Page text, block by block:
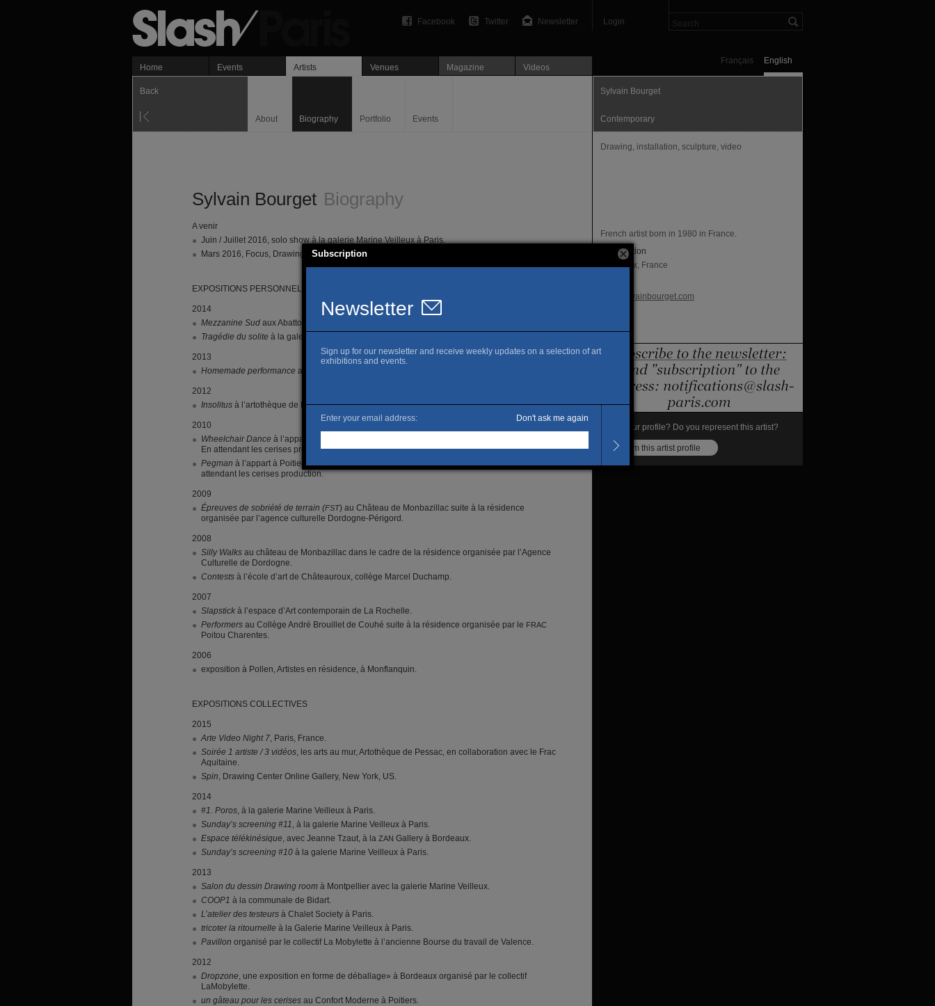
Login
Newsletter
Twitter
Facebook
English
Français
Home Events Artists Venues Magazine Videos
Back
About Biography Portfolio Events
Sylvain Bourget Biography
A venir
Juin / Juillet 2016, solo show à la galerie Marine Veilleux à Paris.
Mars 2016, Focus, Drawing Now #10, Paris
EXPOSITIONS PERSONNELLES
2014
Mezzanine Sud aux Abattoirs de Toulouse.
Tragédie du solite à la galerie Marine Veilleux à Paris.
2013
Homemade performance au centre d’art 2Angles à Flers.
2012
Insolitus à l’artothèque de Pessac.
2010
Wheelchair Dance à l’appart à Poitiers dans le cadre de la résidence d’artiste organisée par
En attendant les cerises production.
Pegman à l’appart à Poitiers dans le cadre de la résidence d’artiste organisée par En
attendant les cerises production.
2009
Épreuves de sobriété de terrain (FST) au Château de Monbazillac suite à la résidence
organisée par l’agence culturelle Dordogne-Périgord.
2008
Silly Walks au château de Monbazillac dans le cadre de la résidence organisée par l’Agence
Culturelle de Dordogne.
Contests à l’école d’art de Châteauroux, collège Marcel Duchamp.
2007
Slapstick à l’espace d’Art contemporain de La Rochelle.
Performers au Collège André Brouillet de Couhé suite à la résidence organisée par le FRAC
Poitou Charentes.
2006
exposition à Pollen, Artistes en résidence, à Monflanquin.
EXPOSITIONS COLLECTIVES
2015
Arte Video Night 7, Paris, France.
Soirée 1 artiste / 3 vidéos, les arts au mur, Artothèque de Pessac, en collaboration avec le Frac
Aquitaine.
Spin, Drawing Center Online Gallery, New York, US.
2014
#1. Poros, à la galerie Marine Veilleux à Paris.
Sunday’s screening #11, à la galerie Marine Veilleux à Paris.
Espace télékinésique, avec Jeanne Tzaut, à la ZAN Gallery à Bordeaux.
Sunday’s screening #10 à la galerie Marine Veilleux à Paris.
2013
Salon du dessin Drawing room à Montpellier avec la galerie Marine Veilleux.
COOP1 à la communale de Bidart.
L’atelier des testeurs à Chalet Society à Paris.
tricoter la ritournelle à la Galerie Marine Veilleux à Paris.
Pavillon organisé par le collectif La Mobylette à l’ancienne Bourse du travail de Valence.
2012
Dropzone, une exposition en forme de déballage» à Bordeaux organisé par le collectif
LaMobylette.
un gâteau pour les cerises au Confort Moderne à Poitiers.
Sylvain Bourget
Contemporary
Drawing, installation, sculpture, video
French artist born in 1980 in France.
Localisation
Bordeaux, France
www.sylvainbourget.com
Is this your profile? Do you represent this artist?
Claim this artist profile
Subscription